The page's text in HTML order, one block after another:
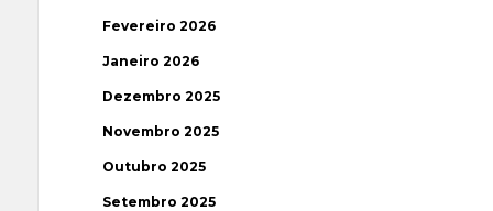
Fevereiro 2026
Janeiro 2026
Dezembro 2025
Novembro 2025
Outubro 2025
Setembro 2025